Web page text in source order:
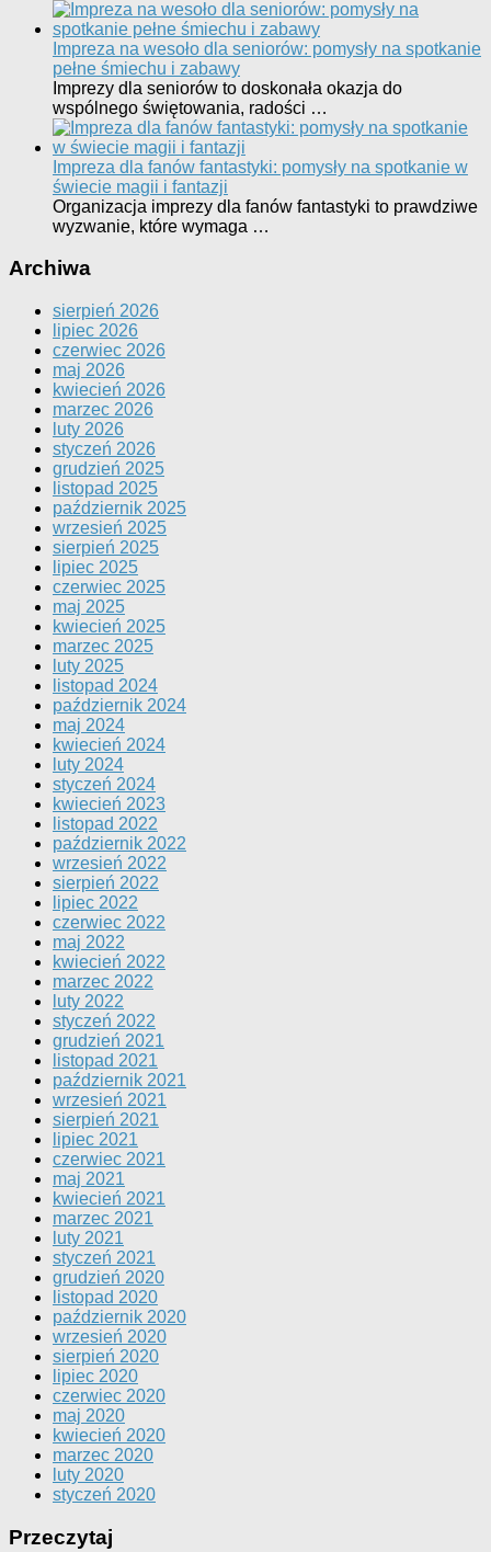
Impreza na wesoło dla seniorów: pomysły na spotkanie
pełne śmiechu i zabawy
Imprezy dla seniorów to doskonała okazja do
wspólnego świętowania, radości …
Impreza dla fanów fantastyki: pomysły na spotkanie w
świecie magii i fantazji
Organizacja imprezy dla fanów fantastyki to prawdziwe
wyzwanie, które wymaga …
Archiwa
sierpień 2026
lipiec 2026
czerwiec 2026
maj 2026
kwiecień 2026
marzec 2026
luty 2026
styczeń 2026
grudzień 2025
listopad 2025
październik 2025
wrzesień 2025
sierpień 2025
lipiec 2025
czerwiec 2025
maj 2025
kwiecień 2025
marzec 2025
luty 2025
listopad 2024
październik 2024
maj 2024
kwiecień 2024
luty 2024
styczeń 2024
kwiecień 2023
listopad 2022
październik 2022
wrzesień 2022
sierpień 2022
lipiec 2022
czerwiec 2022
maj 2022
kwiecień 2022
marzec 2022
luty 2022
styczeń 2022
grudzień 2021
listopad 2021
październik 2021
wrzesień 2021
sierpień 2021
lipiec 2021
czerwiec 2021
maj 2021
kwiecień 2021
marzec 2021
luty 2021
styczeń 2021
grudzień 2020
listopad 2020
październik 2020
wrzesień 2020
sierpień 2020
lipiec 2020
czerwiec 2020
maj 2020
kwiecień 2020
marzec 2020
luty 2020
styczeń 2020
Przeczytaj